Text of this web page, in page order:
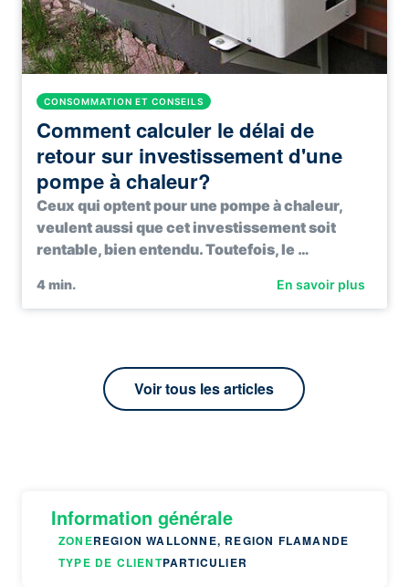
CONSOMMATION ET CONSEILS
Comment calculer le délai de
retour sur investissement d'une
pompe à chaleur?
Ceux qui optent pour une pompe à chaleur,
veulent aussi que cet investissement soit
rentable, bien entendu. Toutefois, le …
4min. En savoir plus
Voir tous les articles
Information générale
ZONEREGION WALLONNE, REGION FLAMANDE
TYPE DE CLIENTPARTICULIER